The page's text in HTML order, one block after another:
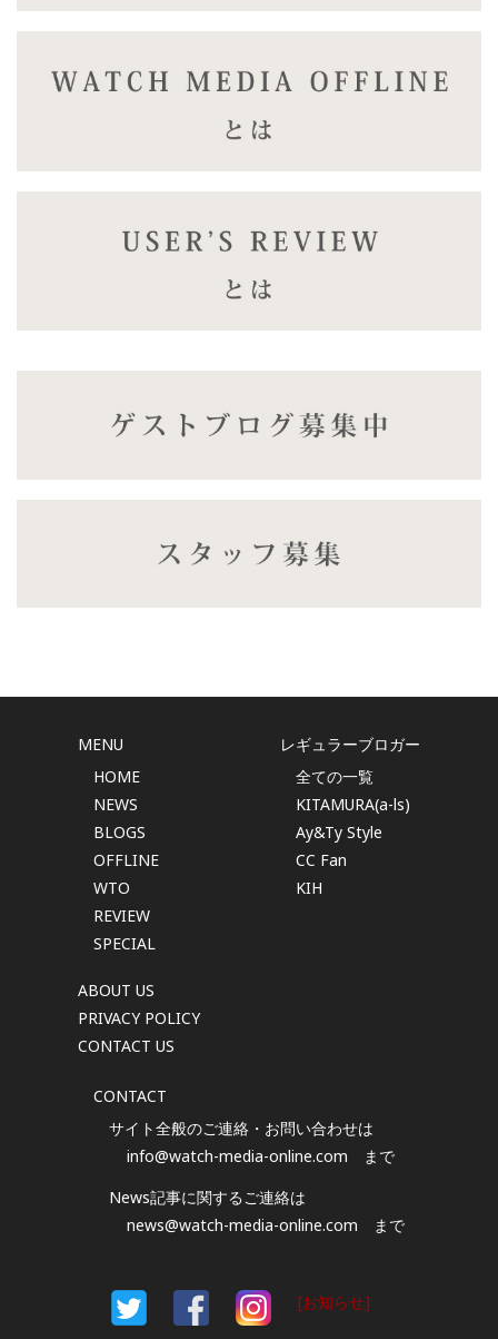
MENU
HOME
NEWS
BLOGS
OFFLINE
WTO
REVIEW
SPECIAL
ABOUT US
PRIVACY POLICY
CONTACT US
レギュラーブロガー
全ての一覧
KITAMURA(a-ls)
Ay&Ty Style
CC Fan
KIH
CONTACT
サイト全般のご連絡・お問い合わせは
info@watch-media-online.com まで
News記事に関するご連絡は
news@watch-media-online.com まで
[お知らせ]